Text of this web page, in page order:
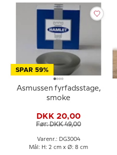
SPAR 59%
Asmussen fyrfadsstage,
smoke
DKK 20,00
Før: DKK 49,00
Varenr.: DG3004
Mål: H: 2 cm x Ø: 8 cm